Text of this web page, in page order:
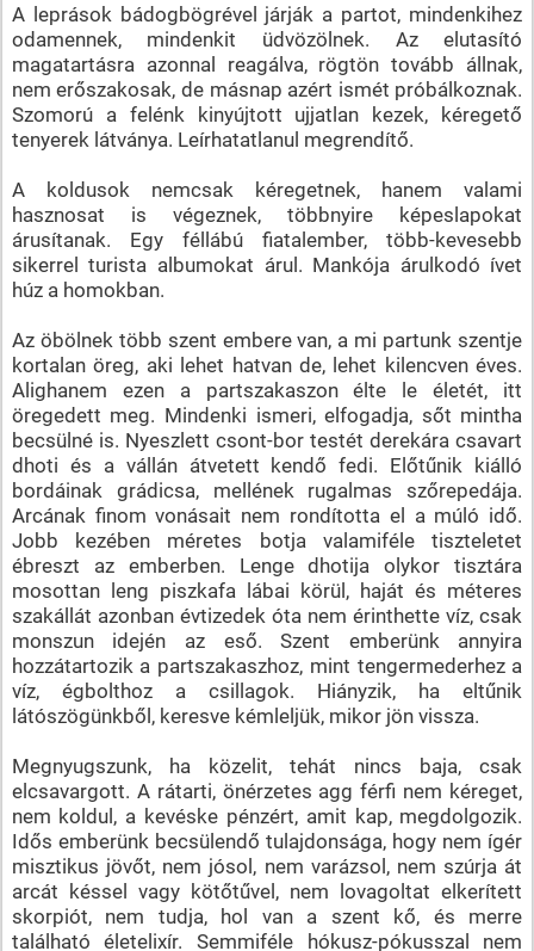
A leprások bádogbögrével járják a partot, mindenkihez
odamennek, mindenkit üdvözölnek. Az elutasító
magatartásra azonnal reagálva, rögtön tovább állnak,
nem erőszakosak, de másnap azért ismét próbálkoznak.
Szomorú a felénk kinyújtott ujjatlan kezek, kéregető
tenyerek látványa. Leírhatatlanul megrendítő.
A koldusok nemcsak kéregetnek, hanem valami
hasznosat is végeznek, többnyire képeslapokat
árusítanak. Egy féllábú fiatalember, több-kevesebb
sikerrel turista albumokat árul. Mankója árulkodó ívet
húz a homokban.
Az öbölnek több szent embere van, a mi partunk szentje
kortalan öreg, aki lehet hatvan de, lehet kilencven éves.
Alighanem ezen a partszakaszon élte le életét, itt
öregedett meg. Mindenki ismeri, elfogadja, sőt mintha
becsülné is. Nyeszlett csont-bor testét derekára csavart
dhoti és a vállán átvetett kendő fedi. Előtűnik kiálló
bordáinak grádicsa, mellének rugalmas szőrepedája.
Arcának finom vonásait nem rondította el a múló idő.
Jobb kezében méretes botja valamiféle tiszteletet
ébreszt az emberben. Lenge dhotija olykor tisztára
mosottan leng piszkafa lábai körül, haját és méteres
szakállát azonban évtizedek óta nem érinthette víz, csak
monszun idején az eső. Szent emberünk annyira
hozzátartozik a partszakaszhoz, mint tengermederhez a
víz, égbolthoz a csillagok. Hiányzik, ha eltűnik
látószögünkből, keresve kémleljük, mikor jön vissza.
Megnyugszunk, ha közelit, tehát nincs baja, csak
elcsavargott. A rátarti, önérzetes agg férfi nem kéreget,
nem koldul, a kevéske pénzért, amit kap, megdolgozik.
Idős emberünk becsülendő tulajdonsága, hogy nem ígér
misztikus jövőt, nem jósol, nem varázsol, nem szúrja át
arcát késsel vagy kötőtűvel, nem lovagoltat elkerített
skorpiót, nem tudja, hol van a szent kő, és merre
található életelixír. Semmiféle hókusz-pókusszal nem